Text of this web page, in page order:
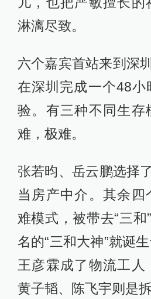
淋漓尽致。
六个嘉宾首站来到深
在深圳完成一个48小
验。有三种不同生存
难，极难。
张若昀、岳云鹏选择
当房产中介。其余四
难模式，被带去“三和
名的“三和大神”就诞
王彦霖成了物流工人
黄子韬、陈飞宇则是